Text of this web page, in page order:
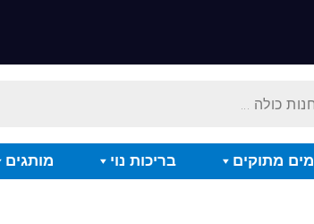
מים מתוקים בריכות נוי מותגים